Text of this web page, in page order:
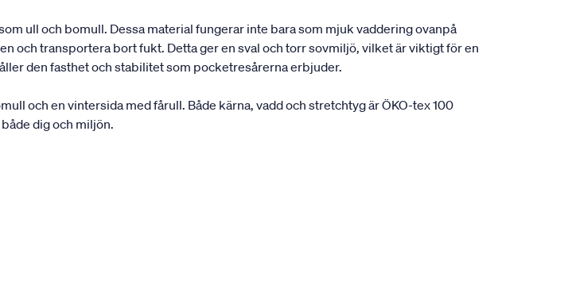
ull och bomull. Dessa material fungerar inte bara som mjuk vaddering ovanpå
och transportera bort fukt. Detta ger en sval och torr sovmiljö, vilket är viktigt för en
den fasthet och stabilitet som pocketresårerna erbjuder.
och en vintersida med fårull. Både kärna, vadd och stretchtyg är ÖKO-tex 100
dig och miljön.